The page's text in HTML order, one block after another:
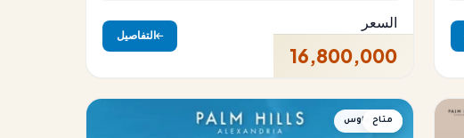
السعر
16,800,000
التفاصيل
تاون هاوس
متاح